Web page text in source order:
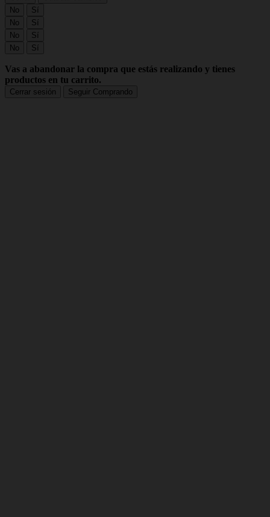
No
Sí
No
Sí
No
Sí
No
Sí
Vas a abandonar la compra que estás realizando y tienes
productos en tu carrito.
Cerrar sesión Seguir Comprando